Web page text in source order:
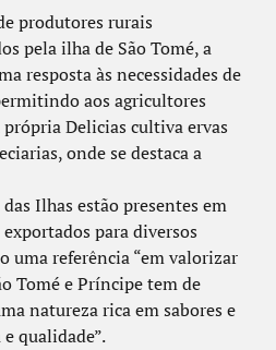
produtores rurais
pela ilha de São Tomé, a
resposta às necessidades de
aos agricultores
Delicias cultiva ervas
onde se destaca a
Ilhas estão presentes em
para diversos
uma referência “em valorizar
Tomé e Príncipe tem de
natureza rica em sabores e
qualidade”.